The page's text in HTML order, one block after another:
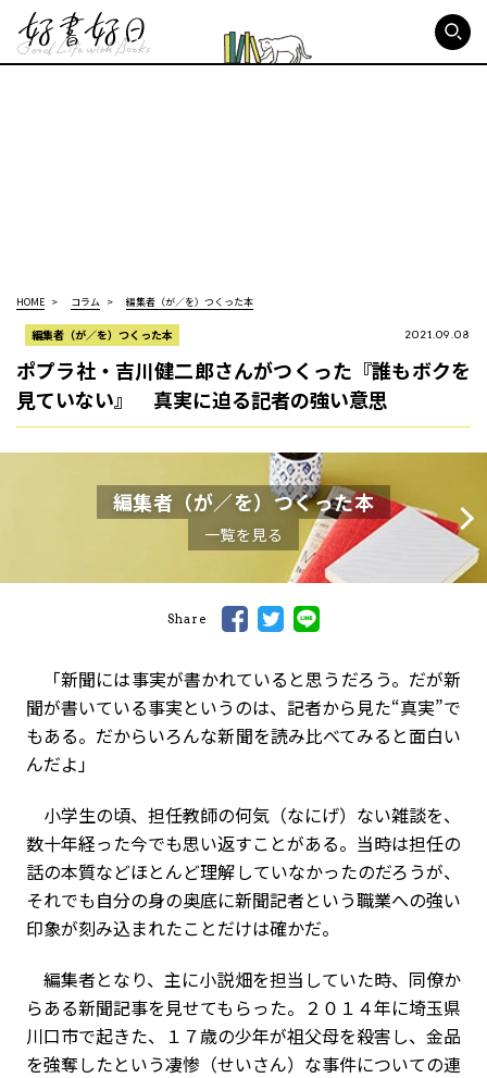
HOME コラム 編集者（が／を）つくった本
編集者（が／を）つくった本 2021.09.08
ポプラ社・吉川健二郎さんがつくった『誰もボクを
見ていない』 真実に迫る記者の強い意思
編集者（が／を）つくった本
一覧を見る
Share
「新聞には事実が書かれていると思うだろう。だが新
聞が書いている事実というのは、記者から見た“真実”で
もある。だからいろんな新聞を読み比べてみると面白い
んだよ」
小学生の頃、担任教師の何気（なにげ）ない雑談を、
数十年経った今でも思い返すことがある。当時は担任の
話の本質などほとんど理解していなかったのだろうが、
それでも自分の身の奥底に新聞記者という職業への強い
印象が刻み込まれたことだけは確かだ。
編集者となり、主に小説畑を担当していた時、同僚か
らある新聞記事を見せてもらった。２０１４年に埼玉県
川口市で起きた、１７歳の少年が祖父母を殺害し、金品
を強奪したという凄惨（せいさん）な事件についての連